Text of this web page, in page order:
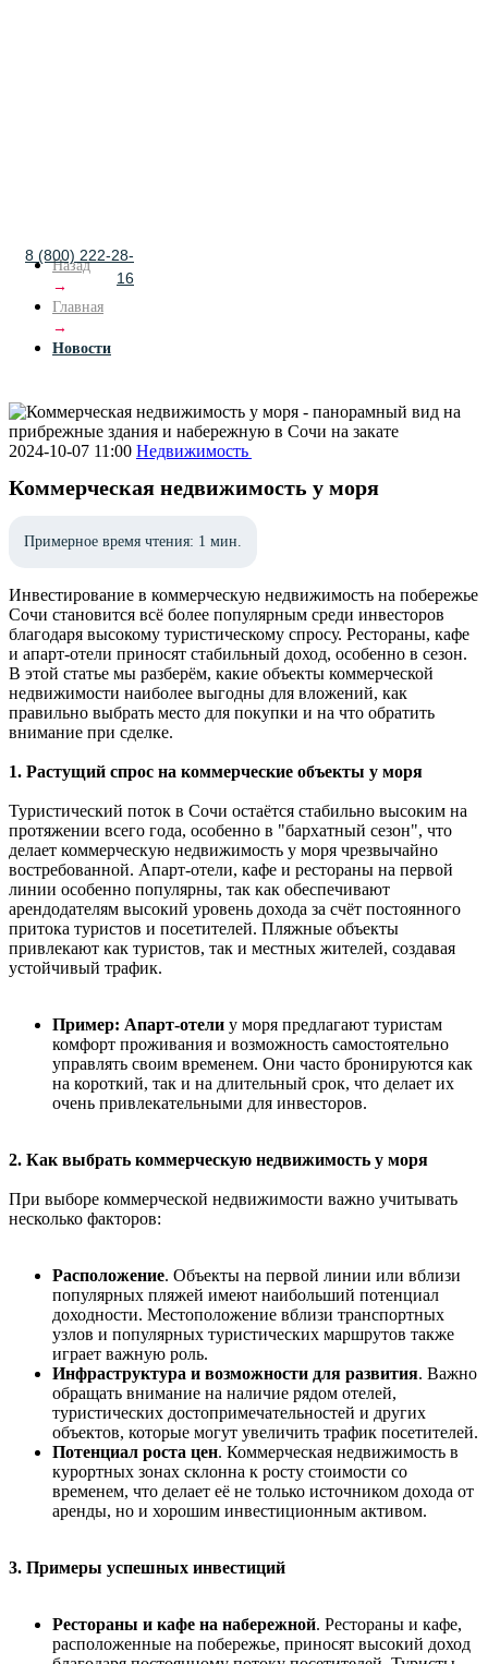
8 (800) 222-28-
16
Назад
→
Главная
→
Новости
2024-10-07 11:00 Недвижимость
Коммерческая недвижимость у моря
Примерное время чтения: 1 мин.
Инвестирование в коммерческую недвижимость на побережье
Сочи становится всё более популярным среди инвесторов
благодаря высокому туристическому спросу. Рестораны, кафе
и апарт-отели приносят стабильный доход, особенно в сезон.
В этой статье мы разберём, какие объекты коммерческой
недвижимости наиболее выгодны для вложений, как
правильно выбрать место для покупки и на что обратить
внимание при сделке.
1. Растущий спрос на коммерческие объекты у моря
Туристический поток в Сочи остаётся стабильно высоким на
протяжении всего года, особенно в "бархатный сезон", что
делает коммерческую недвижимость у моря чрезвычайно
востребованной. Апарт-отели, кафе и рестораны на первой
линии особенно популярны, так как обеспечивают
арендодателям высокий уровень дохода за счёт постоянного
притока туристов и посетителей. Пляжные объекты
привлекают как туристов, так и местных жителей, создавая
устойчивый трафик.
Пример: Апарт-отели у моря предлагают туристам
комфорт проживания и возможность самостоятельно
управлять своим временем. Они часто бронируются как
на короткий, так и на длительный срок, что делает их
очень привлекательными для инвесторов.
2. Как выбрать коммерческую недвижимость у моря
При выборе коммерческой недвижимости важно учитывать
несколько факторов:
Расположение. Объекты на первой линии или вблизи
популярных пляжей имеют наибольший потенциал
доходности. Местоположение вблизи транспортных
узлов и популярных туристических маршрутов также
играет важную роль.
Инфраструктура и возможности для развития. Важно
обращать внимание на наличие рядом отелей,
туристических достопримечательностей и других
объектов, которые могут увеличить трафик посетителей.
Потенциал роста цен. Коммерческая недвижимость в
курортных зонах склонна к росту стоимости со
временем, что делает её не только источником дохода от
аренды, но и хорошим инвестиционным активом.
3. Примеры успешных инвестиций
Рестораны и кафе на набережной. Рестораны и кафе,
расположенные на побережье, приносят высокий доход